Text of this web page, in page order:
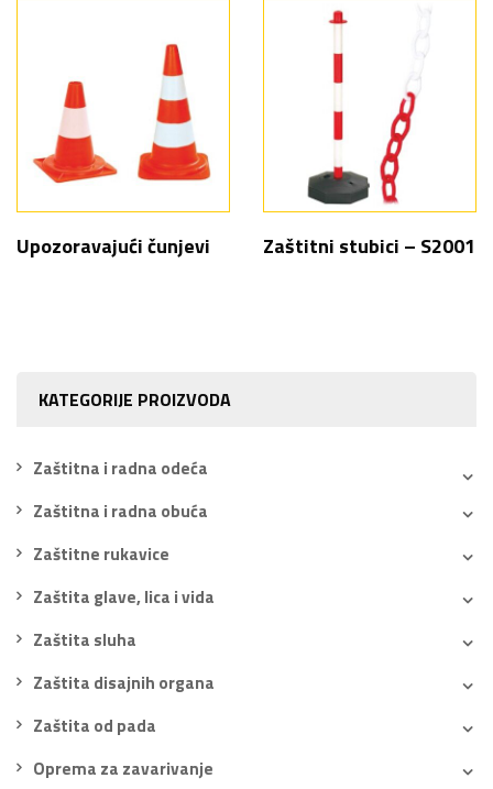
KATEGORIJE PROIZVODA
Zaštitna i radna odeća
Zaštitna i radna obuća
Zaštitne rukavice
Zaštita glave, lica i vida
Zaštita sluha
Zaštita disajnih organa
Zaštita od pada
Oprema za zavarivanje
Upozoravajući čunjevi Zaštitni stubici – S2001